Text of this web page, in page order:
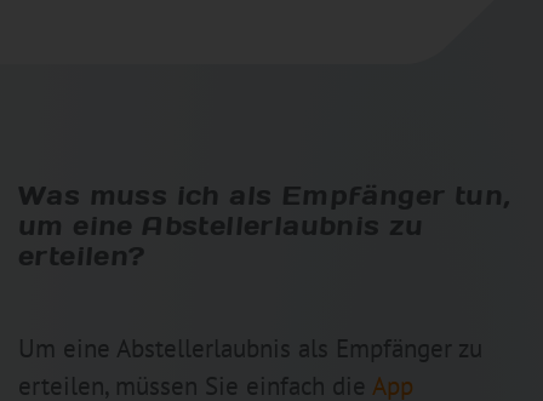
Was muss ich als Empfänger tun,
um eine Abstellerlaubnis zu
erteilen?
Um eine Abstellerlaubnis als Empfänger zu
erteilen, müssen Sie einfach die App